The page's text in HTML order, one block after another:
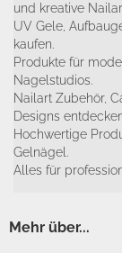
und kreative
UV Gele,
kaufen.
Produkte für
Nagelstudios.
Nailart Zubehör,
Designs
Hochwertige
Gelnägel.
Alles für
Mehr über...